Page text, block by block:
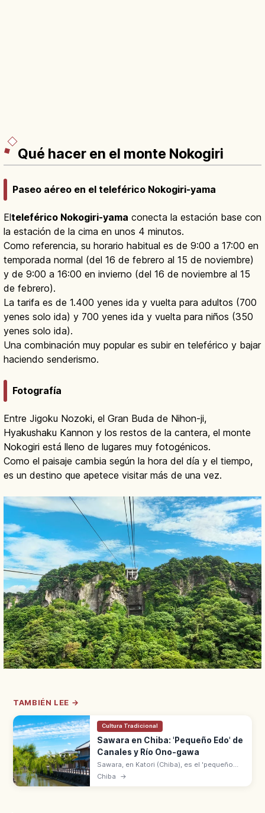
Qué hacer en el monte Nokogiri
Paseo aéreo en el teleférico Nokogiri-yama
Elteleférico Nokogiri-yama conecta la estación base con
la estación de la cima en unos 4 minutos.
Como referencia, su horario habitual es de 9:00 a 17:00 en
temporada normal (del 16 de febrero al 15 de noviembre)
y de 9:00 a 16:00 en invierno (del 16 de noviembre al 15
de febrero).
La tarifa es de 1.400 yenes ida y vuelta para adultos (700
yenes solo ida) y 700 yenes ida y vuelta para niños (350
yenes solo ida).
Una combinación muy popular es subir en teleférico y bajar
haciendo senderismo.
Fotografía
Entre Jigoku Nozoki, el Gran Buda de Nihon-ji,
Hyakushaku Kannon y los restos de la cantera, el monte
Nokogiri está lleno de lugares muy fotogénicos.
Como el paisaje cambia según la hora del día y el tiempo,
es un destino que apetece visitar más de una vez.
TAMBIÉN LEE →
Cultura Tradicional
Sawara en Chiba: 'Pequeño Edo' de
Canales y Río Ono-gawa
Sawara, en Katori (Chiba), es el 'pequeño
Edo' con casas tradicionales junto al río
Chiba →